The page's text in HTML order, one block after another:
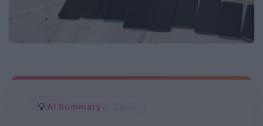
💡AI Summary by Libre